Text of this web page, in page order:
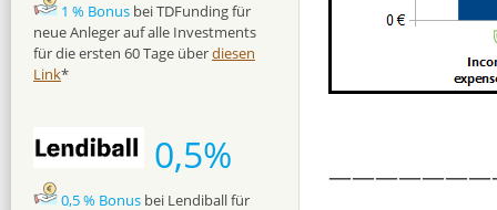
1 % Bonus bei TDFunding für
neue Anleger auf alle Investments
für die ersten 60 Tage überdiesen
Link*
0,5%
0,5 % Bonus bei Lendiball für